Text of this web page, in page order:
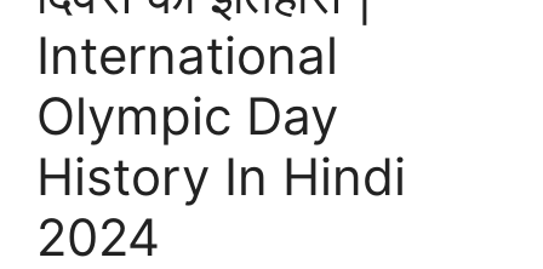
International
Olympic Day
History In Hindi
2024